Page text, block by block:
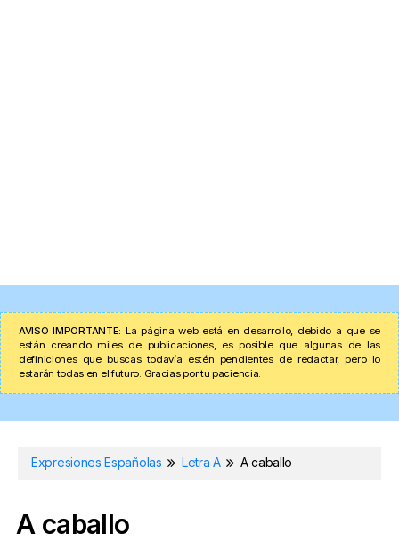
AVISO IMPORTANTE: La página web está en desarrollo, debido a que se
están creando miles de publicaciones, es posible que algunas de las
definiciones que buscas todavía estén pendientes de redactar, pero lo
estarán todas en el futuro. Gracias por tu paciencia.
Expresiones Españolas Letra A A caballo
A caballo